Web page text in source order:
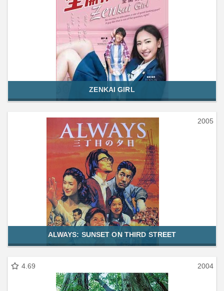
ZENKAI GIRL
2005
ALWAYS: SUNSET ON THIRD STREET
4.69 2004